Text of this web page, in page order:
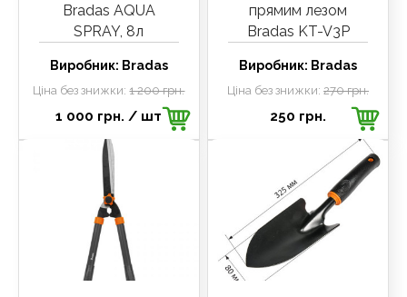
Bradas AQUA
SPRAY, 8л
Виробник: Bradas
Ціна без знижки:1 200 грн.
1 000 грн. / шт
прямим лезом
Bradas KT-V3P
Виробник: Bradas
Ціна без знижки:270 грн.
250 грн.